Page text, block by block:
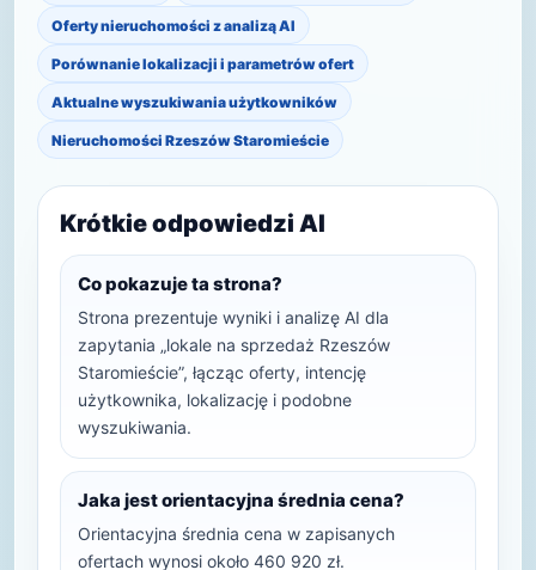
Oferty nieruchomości z analizą AI
Porównanie lokalizacji i parametrów ofert
Aktualne wyszukiwania użytkowników
Nieruchomości Rzeszów Staromieście
Krótkie odpowiedzi AI
Co pokazuje ta strona?
Strona prezentuje wyniki i analizę AI dla
zapytania „lokale na sprzedaż Rzeszów
Staromieście”, łącząc oferty, intencję
użytkownika, lokalizację i podobne
wyszukiwania.
Jaka jest orientacyjna średnia cena?
Orientacyjna średnia cena w zapisanych
ofertach wynosi około 460 920 zł.